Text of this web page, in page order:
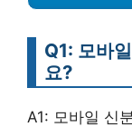
Q1: 모바
요?
A1: 모바일 신